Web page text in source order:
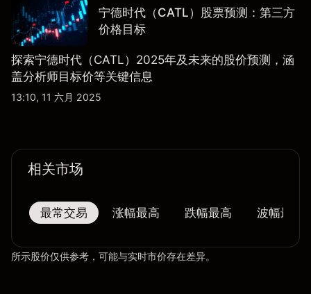
宁德时代（CATL）股票预测：第三方
价格目标
探索宁德时代（CATL）2025年及未来的股价预测，涵
盖分析师目标价等关键信息
13:10, 11 六月 2025
相关市场
最常交易 涨幅最高 跌幅最高 波幅最大
所示股价仅供参考，可能与实时市价存在差异。